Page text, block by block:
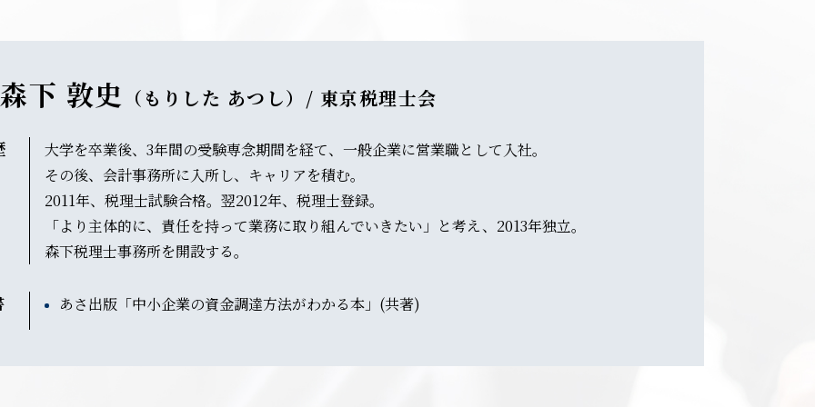
森下 敦史 （もりした あつし）/ 東京税理士会
大学を卒業後、3年間の受験専念期間を経て、一般企業に営業職として入社。
その後、会計事務所に入所し、キャリアを積む。
2011年、税理士試験合格。翌2012年、税理士登録。
「より主体的に、責任を持って業務に取り組んでいきたい」と考え、2013年独立。
森下税理士事務所を開設する。
あさ出版「中小企業の資金調達方法がわかる本」(共著)